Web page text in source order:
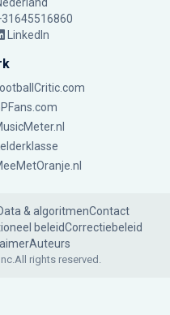
LinkedIn
& algoritmenContact
beleidCorrectiebeleid
Auteurs
All rights reserved.